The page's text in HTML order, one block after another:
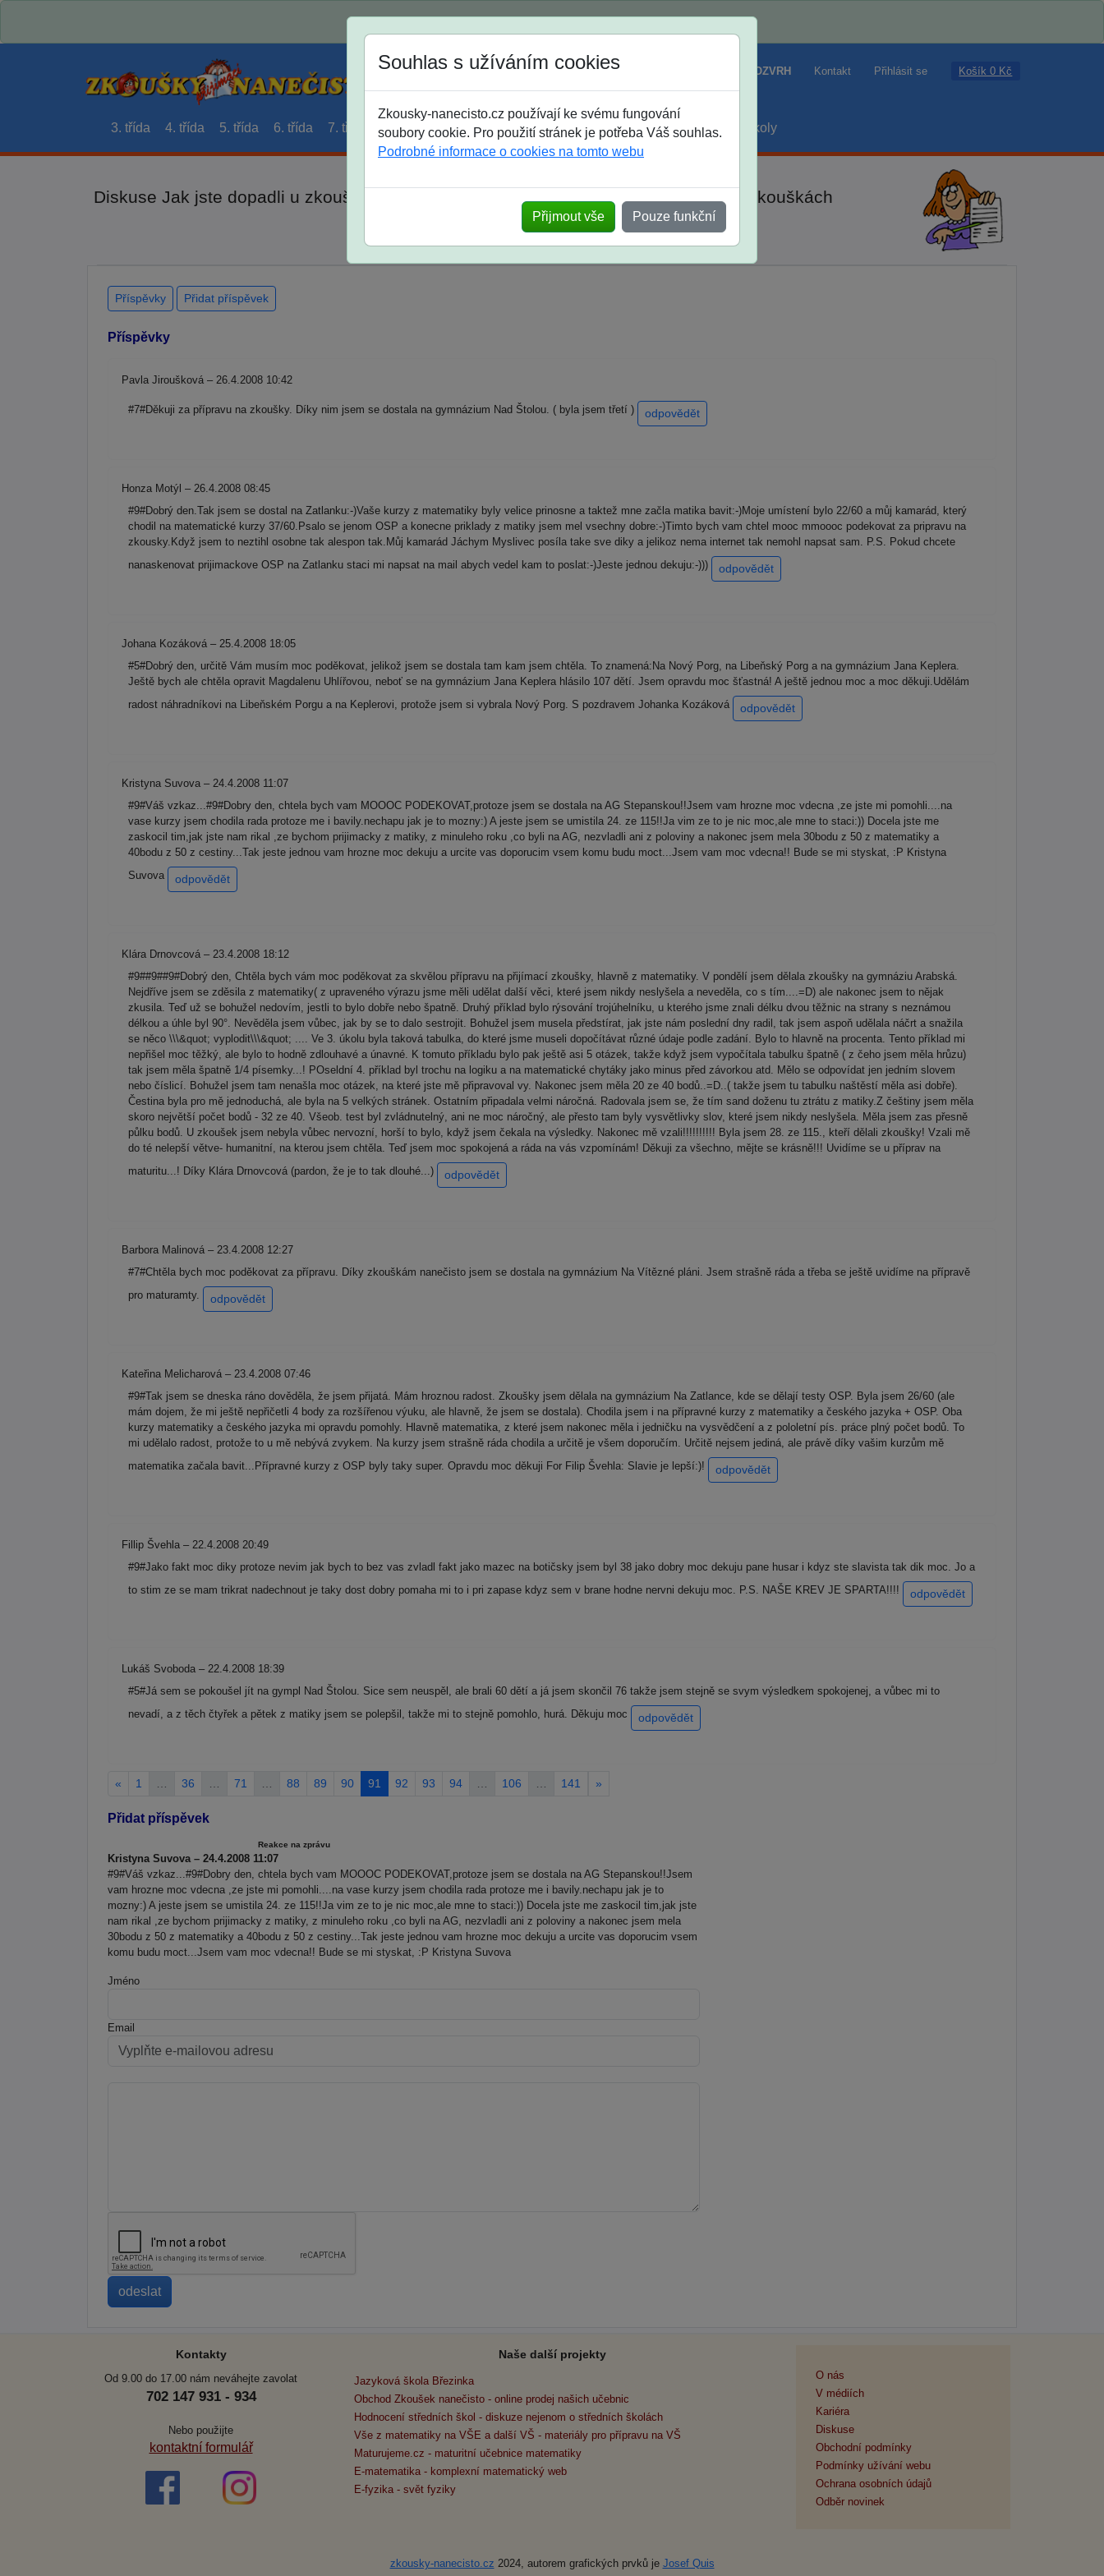
Jak si vybrat ROZVRH Kontakt Přihlásit se Košík 0 Kč
3. třída 4. třída 5. třída 6. třída 7. třída 8. třída 9. třída střední maturanti soutěže prázdniny školy
Diskuse Jak jste dopadli u zkoušek na SŠ? Vaše ohlasy po skutečných přijímacích zkouškách
Souhlas s užíváním cookies
Zkousky-nanecisto.cz používají ke svému fungování
soubory cookie. Pro použití stránek je potřeba Váš souhlas.
Podrobné informace o cookies na tomto webu
Přijmout vše Pouze funkční
Příspěvky Přidat příspěvek
Příspěvky
Pavla Jiroušková – 26.4.2008 10:42
#7#Děkuji za přípravu na zkoušky. Díky nim jsem se dostala na gymnázium Nad Štolou. ( byla jsem třetí ) odpovědět
Honza Motýl – 26.4.2008 08:45
#9#Dobrý den.Tak jsem se dostal na Zatlanku:-)Vaše kurzy z matematiky byly velice prinosne a taktež mne začla matika bavit:-)Moje umístení bylo 22/60 a můj kamarád, který
chodil na matematické kurzy 37/60.Psalo se jenom OSP a konecne priklady z matiky jsem mel vsechny dobre:-)Timto bych vam chtel mooc mmoooc podekovat za pripravu na
zkousky.Když jsem to neztihl osobne tak alespon tak.Můj kamarád Jáchym Myslivec posíla take sve diky a jelikoz nema internet tak nemohl napsat sam. P.S. Pokud chcete
nanaskenovat prijimackove OSP na Zatlanku staci mi napsat na mail abych vedel kam to poslat:-)Jeste jednou dekuju:-)))
odpovědět
Johana Kozáková – 25.4.2008 18:05
#5#Dobrý den, určitě Vám musím moc poděkovat, jelikož jsem se dostala tam kam jsem chtěla. To znamená:Na Nový Porg, na Libeňský Porg a na gymnázium Jana Keplera.
Ještě bych ale chtěla opravit Magdalenu Uhlířovou, neboť se na gymnázium Jana Keplera hlásilo 107 dětí. Jsem opravdu moc šťastná! A ještě jednou moc a moc děkuji.Udělám
radost náhradníkovi na Libeňském Porgu a na Keplerovi, protože jsem si vybrala Nový Porg. S pozdravem Johanka Kozáková
odpovědět
Kristyna Suvova – 24.4.2008 11:07
#9#Váš vzkaz...#9#Dobry den, chtela bych vam MOOOC PODEKOVAT,protoze jsem se dostala na AG Stepanskou!!Jsem vam hrozne moc vdecna ,ze jste mi pomohli....na
vase kurzy jsem chodila rada protoze me i bavily.nechapu jak je to mozny:) A jeste jsem se umistila 24. ze 115!!Ja vim ze to je nic moc,ale mne to staci:)) Docela jste me
zaskocil tim,jak jste nam rikal ,ze bychom prijimacky z matiky, z minuleho roku ,co byli na AG, nezvladli ani z poloviny a nakonec jsem mela 30bodu z 50 z matematiky a
40bodu z 50 z cestiny...Tak jeste jednou vam hrozne moc dekuju a urcite vas doporucim vsem komu budu moct...Jsem vam moc vdecna!! Bude se mi styskat, :P Kristyna
Suvova
odpovědět
Klára Drnovcová – 23.4.2008 18:12
#9##9##9#Dobrý den, Chtěla bych vám moc poděkovat za skvělou přípravu na přijímací zkoušky, hlavně z matematiky. V pondělí jsem dělala zkoušky na gymnáziu Arabská.
Nejdříve jsem se zděsila z matematiky( z upraveného výrazu jsme měli udělat další věci, které jsem nikdy neslyšela a neveděla, co s tím....=D) ale nakonec jsem to nějak
zkusila. Teď už se bohužel nedovím, jestli to bylo dobře nebo špatně. Druhý příklad bylo rýsování trojúhelníku, u kterého jsme znali délku dvou těžnic na strany s neznámou
délkou a úhle byl 90°. Nevěděla jsem vůbec, jak by se to dalo sestrojit. Bohužel jsem musela předstírat, jak jste nám poslední dny radil, tak jsem aspoň udělala náčrt a snažila
se něco \\\&quot; vyplodit\\\&quot; .... Ve 3. úkolu byla taková tabulka, do které jsme museli dopočítávat různé údaje podle zadání. Bylo to hlavně na procenta. Tento příklad mi
nepřišel moc těžký, ale bylo to hodně zdlouhavé a únavné. K tomuto příkladu bylo pak ještě asi 5 otázek, takže když jsem vypočítala tabulku špatně ( z čeho jsem měla hrůzu)
tak jsem měla špatně 1/4 písemky...! POseldní 4. příklad byl trochu na logiku a na matematické chytáky jako minus před závorkou atd. Mělo se odpovídat jen jedním slovem
nebo číslicí. Bohužel jsem tam nenašla moc otázek, na které jste mě připravoval vy. Nakonec jsem měla 20 ze 40 bodů..=D..( takže jsem tu tabulku naštěstí měla asi dobře).
Čestina byla pro mě jednoduchá, ale byla na 5 velkých stránek. Ostatním připadala velmi náročná. Radovala jsem se, že tím sand doženu tu ztrátu z matiky.Z češtiny jsem měla
skoro největší počet bodů - 32 ze 40. Všeob. test byl zvládnutelný, ani ne moc náročný, ale přesto tam byly vysvětlivky slov, které jsem nikdy neslyšela. Měla jsem zas přesně
půlku bodů. U zkoušek jsem nebyla vůbec nervozní, horší to bylo, když jsem čekala na výsledky. Nakonec mě vzali!!!!!!!!!! Byla jsem 28. ze 115., kteří dělali zkoušky! Vzali mě
do té nelepší větve- humanitní, na kterou jsem chtěla. Teď jsem moc spokojená a ráda na vás vzpomínám! Děkuji za všechno, mějte se krásně!!! Uvidíme se u příprav na
maturitu...! Díky Klára Drnovcová (pardon, že je to tak dlouhé...)
odpovědět
Barbora Malinová – 23.4.2008 12:27
#7#Chtěla bych moc poděkovat za přípravu. Díky zkouškám nanečisto jsem se dostala na gymnázium Na Vítězné pláni. Jsem strašně ráda a třeba se ještě uvidíme na přípravě
pro maturamty.
odpovědět
Kateřina Melicharová – 23.4.2008 07:46
#9#Tak jsem se dneska ráno dověděla, že jsem přijatá. Mám hroznou radost. Zkoušky jsem dělala na gymnázium Na Zatlance, kde se dělají testy OSP. Byla jsem 26/60 (ale
mám dojem, že mi ještě nepřičetli 4 body za rozšířenou výuku, ale hlavně, že jsem se dostala). Chodila jsem i na přípravné kurzy z matematiky a českého jazyka + OSP. Oba
kurzy matematiky a českého jazyka mi opravdu pomohly. Hlavně matematika, z které jsem nakonec měla i jedničku na vysvědčení a z pololetní pís. práce plný počet bodů. To
mi udělalo radost, protože to u mě nebývá zvykem. Na kurzy jsem strašně ráda chodila a určitě je všem doporučím. Určitě nejsem jediná, ale právě díky vašim kurzům mě
matematika začala bavit...Přípravné kurzy z OSP byly taky super. Opravdu moc děkuji For Filip Švehla: Slavie je lepší:)!
odpovědět
Fillip Švehla – 22.4.2008 20:49
#9#Jako fakt moc diky protoze nevim jak bych to bez vas zvladl fakt jako mazec na botičsky jsem byl 38 jako dobry moc dekuju pane husar i kdyz ste slavista tak dik moc. Jo a
to stim ze se mam trikrat nadechnout je taky dost dobry pomaha mi to i pri zapase kdyz sem v brane hodne nervni dekuju moc. P.S. NAŠE KREV JE SPARTA!!!!
odpovědět
Lukáš Svoboda – 22.4.2008 18:39
#5#Já sem se pokoušel jít na gympl Nad Štolou. Sice sem neuspěl, ale brali 60 dětí a já jsem skončil 76 takže jsem stejně se svym výsledkem spokojenej, a vůbec mi to
nevadí, a z těch čtyřek a pětek z matiky jsem se polepšil, takže mi to stejně pomohlo, hurá. Děkuju moc
odpovědět
« 1 36 71 88 89 90 91 92 93 94 106 141 »
Přidat příspěvek
Reakce na zprávu
Kristyna Suvova – 24.4.2008 11:07
#9#Váš vzkaz...#9#Dobry den, chtela bych vam MOOOC PODEKOVAT,protoze jsem se dostala na AG Stepanskou!!Jsem
vam hrozne moc vdecna ,ze jste mi pomohli....na vase kurzy jsem chodila rada protoze me i bavily.nechapu jak je to
mozny:) A jeste jsem se umistila 24. ze 115!!Ja vim ze to je nic moc,ale mne to staci:)) Docela jste me zaskocil tim,jak jste
nam rikal ,ze bychom prijimacky z matiky, z minuleho roku ,co byli na AG, nezvladli ani z poloviny a nakonec jsem mela
30bodu z 50 z matematiky a 40bodu z 50 z cestiny...Tak jeste jednou vam hrozne moc dekuju a urcite vas doporucim vsem
komu budu moct...Jsem vam moc vdecna!! Bude se mi styskat, :P Kristyna Suvova
Jméno
Email
Kontakty
Od 9.00 do 17.00 nám neváhejte zavolat
702 147 931 - 934
Nebo použijte
kontaktní formulář
Naše další projekty
Jazyková škola Březinka
Obchod Zkoušek nanečisto - online prodej našich učebnic
Hodnocení středních škol - diskuze nejenom o středních školách
Vše z matematiky na VŠE a další VŠ - materiály pro přípravu na VŠ
Maturujeme.cz - maturitní učebnice matematiky
E-matematika - komplexní matematický web
E-fyzika - svět fyziky
O nás
V médiích
Kariéra
Diskuse
Obchodní podmínky
Podmínky užívání webu
Ochrana osobních údajů
Odběr novinek
zkousky-nanecisto.cz 2024, autorem grafických prvků je Josef Quis